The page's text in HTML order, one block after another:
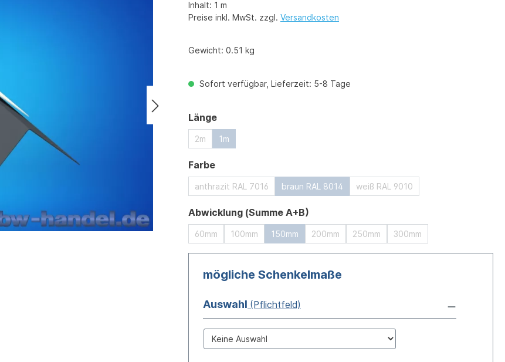
Inhalt: 1 m
Preise inkl. MwSt. zzgl. Versandkosten
Gewicht: 0.51 kg
Sofort verfügbar, Lieferzeit: 5-8 Tage
Längeauswählen
2m 1m
Farbeauswählen
anthrazit RAL 7016 braun RAL 8014 weiß RAL 9010
Abwicklung (Summe A+B)
60mm 100mm 150mm 200mm 250mm 300mm
mögliche Schenkelmaße
Auswahl (Pflichtfeld)
Auswahl